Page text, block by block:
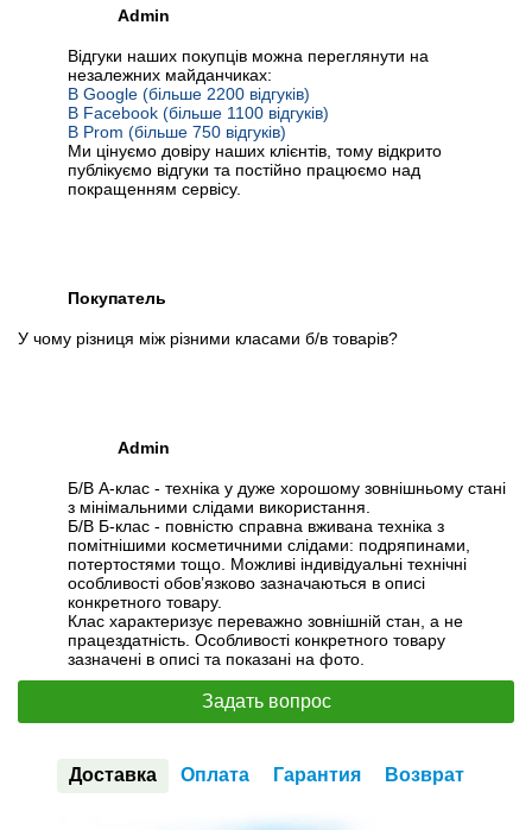
Admin
Відгуки наших покупців можна переглянути на
незалежних майданчиках:
В Google (більше 2200 відгуків)
В Facebook (більше 1100 відгуків)
В Prom (більше 750 відгуків)
Ми цінуємо довіру наших клієнтів, тому відкрито
публікуємо відгуки та постійно працюємо над
покращенням сервісу.
Покупатель
У чому різниця між різними класами б/в товарів?
Admin
Б/В А-клас - техніка у дуже хорошому зовнішньому стані
з мінімальними слідами використання.
Б/В Б-клас - повністю справна вживана техніка з
помітнішими косметичними слідами: подряпинами,
потертостями тощо. Можливі індивідуальні технічні
особливості обов’язково зазначаються в описі
конкретного товару.
Клас характеризує переважно зовнішній стан, а не
працездатність. Особливості конкретного товару
зазначені в описі та показані на фото.
Задать вопрос
Доставка Оплата Гарантия Возврат